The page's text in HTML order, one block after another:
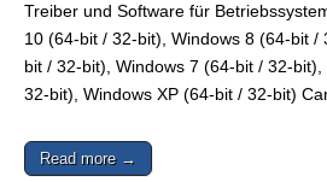
Treiber und Software für
10 (64-bit / 32-bit), Windows 8 (64-bit /
bit / 32-bit), Windows 7 (64-bit / 32-
32-bit), Windows XP (64-bit / 32-bit)
Read more →